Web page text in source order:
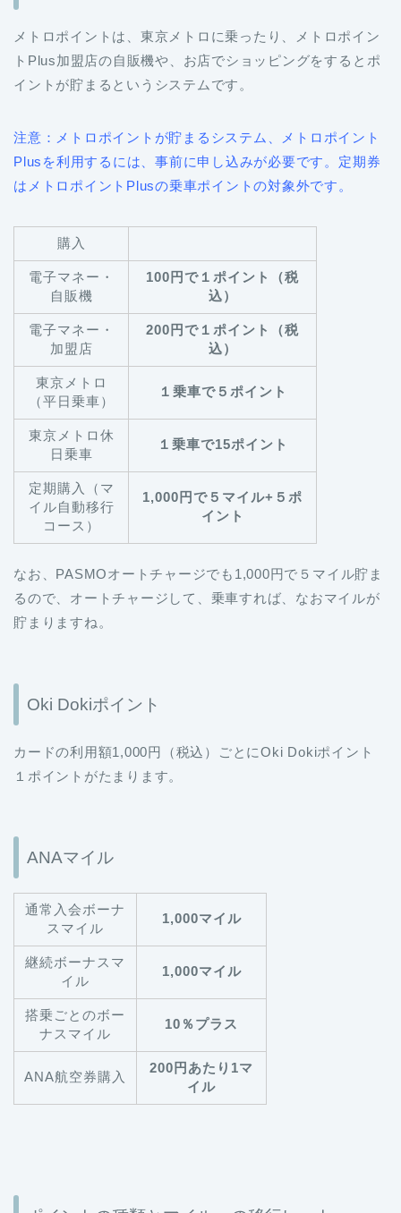
メトロポイントは、東京メトロに乗ったり、メトロポイン
トPlus加盟店の自販機や、お店でショッピングをするとポ
イントが貯まるというシステムです。
注意：メトロポイントが貯まるシステム、メトロポイント
Plusを利用するには、事前に申し込みが必要です。 定期券
はメトロポイントPlusの乗車ポイントの対象外です。
購入
電子マネー・
自販機
100円で１ポイント（税
込）
電子マネー・
加盟店
200円で１ポイント（税
込）
東京メトロ
（平日乗車）
１乗車で５ポイント
東京メトロ休
日乗車
１乗車で15ポイント
定期購入（マ
イル自動移行
コース）
1,000円で５マイル+５ポ
イント
なお、PASMOオートチャージでも1,000円で５マイル貯ま
るので、オートチャージして、乗車すれば、なおマイルが
貯まりますね。
Oki Dokiポイント
カードの利用額1,000円（税込）ごとにOki Dokiポイント
１ポイントがたまります。
ANAマイル
通常入会ボーナ
スマイル
1,000マイル
継続ボーナスマ
イル
1,000マイル
搭乗ごとのボー
ナスマイル
10％プラス
ANA航空券購入
200円あたり1マ
イル